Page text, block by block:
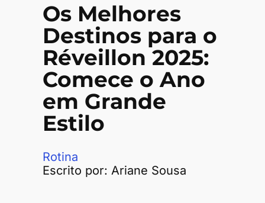
Os Melhores
Destinos para o
Réveillon 2025:
Comece o Ano
em Grande
Estilo
Rotina
Escrito por: Ariane Sousa